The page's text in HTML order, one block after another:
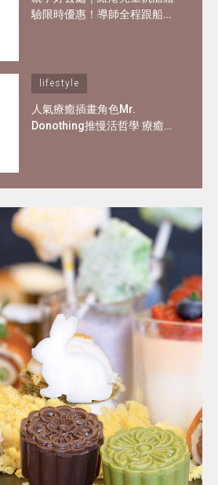
驗限時優惠！導師全程跟船、
lifestyle
人氣療癒插畫角色Mr.
Donothing推慢活哲學 療癒在